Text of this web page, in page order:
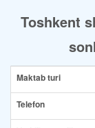
Toshkent
Maktab turi
Telefon